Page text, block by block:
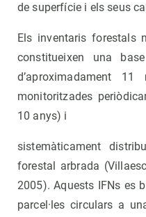
de superfície i els seus
Els inventaris forestals
constitueixen una
d’aproximadament
monitoritzades
10 anys) i
sistemàticament
forestal arbrada
2005). Aquests IFNs es
parcel·les circulars a